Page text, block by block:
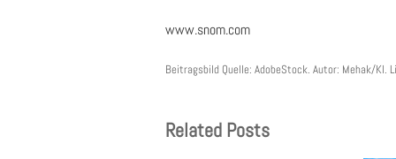
www.snom.com
Beitragsbild Quelle: AdobeStock. Autor: Mehak/KI.
Related Posts